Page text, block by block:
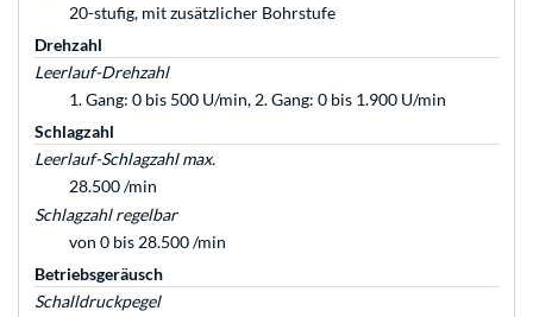
20-stufig, mit zusätzlicher Bohrstufe
Drehzahl
Leerlauf-Drehzahl
1. Gang: 0 bis 500 U/min, 2. Gang: 0 bis 1.900 U/min
Schlagzahl
Leerlauf-Schlagzahl max.
28.500 /min
Schlagzahl regelbar
von 0 bis 28.500 /min
Betriebsgeräusch
Schalldruckpegel